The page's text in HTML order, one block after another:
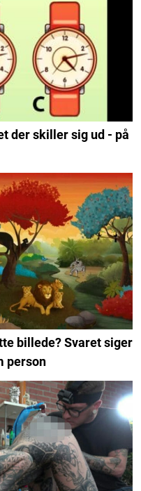
der skiller sig ud - på
billede? Svaret siger
person